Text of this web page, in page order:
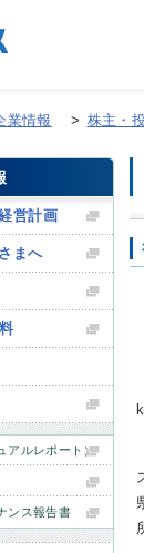
について
ティ
業情報 > 株主・
営計画
まへ
アルレポート）
ンス報告書